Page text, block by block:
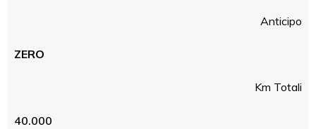
Anticipo
ZERO
Km Totali
40.000